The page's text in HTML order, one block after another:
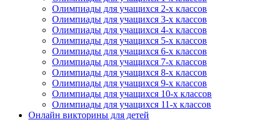
Олимпиады для учащихся 2-х классов
Олимпиады для учащихся 3-х классов
Олимпиады для учащихся 4-х классов
Олимпиады для учащихся 5-х классов
Олимпиады для учащихся 6-х классов
Олимпиады для учащихся 7-х классов
Олимпиады для учащихся 8-х классов
Олимпиады для учащихся 9-х классов
Олимпиады для учащихся 10-х классов
Олимпиады для учащихся 11-х классов
Онлайн викторины для детей
персональных данных согласно 152-ФЗ.Подробнее